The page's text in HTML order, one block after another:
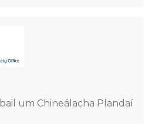
um Chineálacha Plandaí